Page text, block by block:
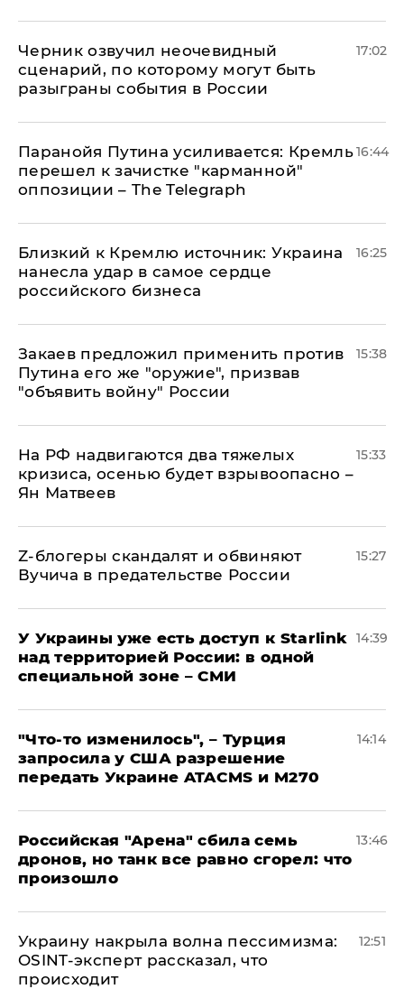
Черник озвучил неочевидный
сценарий, по которому могут быть
разыграны события в России
17:02
Паранойя Путина усиливается: Кремль
перешел к зачистке "карманной"
оппозиции – The Telegraph
16:44
Близкий к Кремлю источник: Украина
нанесла удар в самое сердце
российского бизнеса
16:25
Закаев предложил применить против
Путина его же "оружие", призвав
"объявить войну" России
15:38
На РФ надвигаются два тяжелых
кризиса, осенью будет взрывоопасно –
Ян Матвеев
15:33
Z-блогеры скандалят и обвиняют
Вучича в предательстве России
15:27
У Украины уже есть доступ к Starlink
над территорией России: в одной
специальной зоне – СМИ
14:39
​"Что-то изменилось", – Турция
запросила у США разрешение
передать Украине ATACMS и M270
14:14
​Российская "Арена" сбила семь
дронов, но танк все равно сгорел: что
произошло
13:46
​Украину накрыла волна пессимизма:
OSINT-эксперт рассказал, что
происходит
12:51